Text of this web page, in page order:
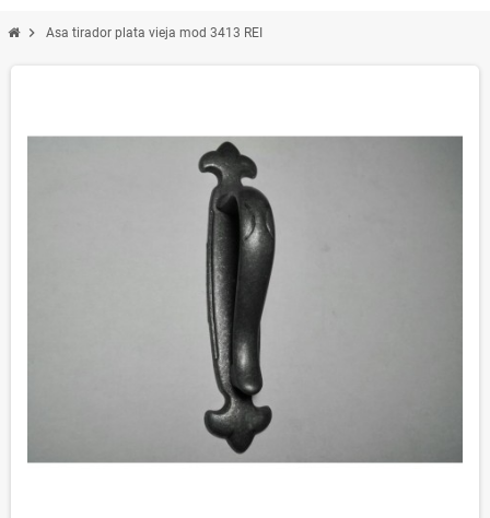
chevron_right Asa tirador plata vieja mod 3413 REI